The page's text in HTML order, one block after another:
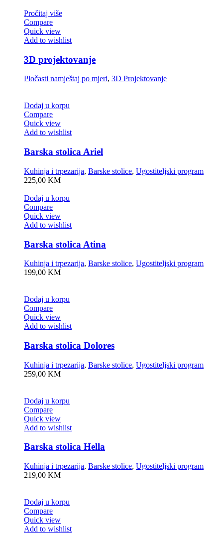
Pročitaj više
Compare
Quick view
Add to wishlist
3D projektovanje
Pločasti namještaj po mjeri, 3D Projektovanje
Dodaj u korpu
Compare
Quick view
Add to wishlist
Barska stolica Ariel
Kuhinja i trpezarija, Barske stolice, Ugostiteljski program
225,00 KM
Dodaj u korpu
Compare
Quick view
Add to wishlist
Barska stolica Atina
Kuhinja i trpezarija, Barske stolice, Ugostiteljski program
199,00 KM
Dodaj u korpu
Compare
Quick view
Add to wishlist
Barska stolica Dolores
Kuhinja i trpezarija, Barske stolice, Ugostiteljski program
259,00 KM
Dodaj u korpu
Compare
Quick view
Add to wishlist
Barska stolica Hella
Kuhinja i trpezarija, Barske stolice, Ugostiteljski program
219,00 KM
Dodaj u korpu
Compare
Quick view
Add to wishlist